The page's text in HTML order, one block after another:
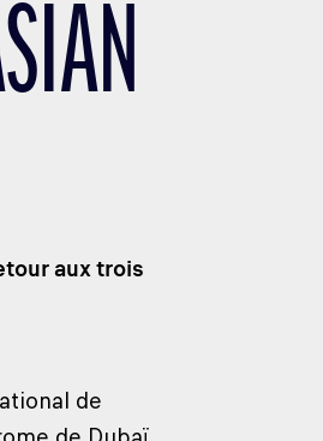
aux trois
de